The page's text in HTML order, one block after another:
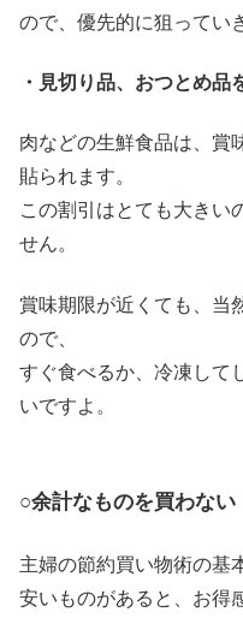
ので、優先的に狙ってい
・見切り品、おつとめ品
肉などの生鮮食品は、賞
貼られます。
この割引はとても大きい
せん。
賞味期限が近くても、当
ので、
すぐ食べるか、冷凍して
いですよ。
○余計なものを買わない
主婦の節約買い物術の基
安いものがあると、お得